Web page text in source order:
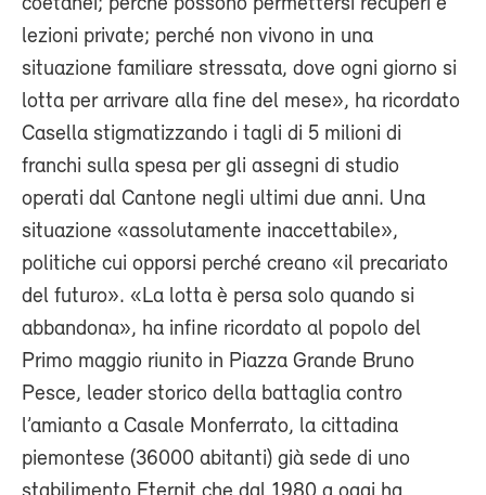
lezioni private; perché non vivono in una
situazione familiare stressata, dove ogni giorno si
lotta per arrivare alla fine del mese», ha ricordato
Casella stigmatizzando i tagli di 5 milioni di
franchi sulla spesa per gli assegni di studio
operati dal Cantone negli ultimi due anni. Una
situazione «assolutamente inaccettabile»,
politiche cui opporsi perché creano «il precariato
del futuro». «La lotta è persa solo quando si
abbandona», ha infine ricordato al popolo del
Primo maggio riunito in Piazza Grande Bruno
Pesce, leader storico della battaglia contro
l’amianto a Casale Monferrato, la cittadina
piemontese (36000 abitanti) già sede di uno